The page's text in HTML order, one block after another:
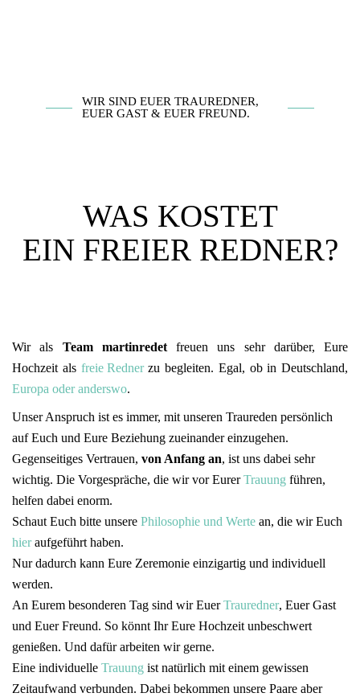
WIR SIND EUER TRAUREDNER,
EUER GAST & EUER FREUND.
WAS KOSTET
EIN FREIER REDNER?
Wir als Team martinredetfreuen uns sehr darüber, Eure
Hochzeit als freie Rednerzu begleiten. Egal, ob in Deutschland,
Europa oder anderswo.
Unser Anspruch ist es immer, mit unseren Traureden persönlich
auf Euch und Eure Beziehung zueinander einzugehen.
Gegenseitiges Vertrauen, von Anfang an, ist uns dabei sehr
wichtig. Die Vorgespräche, die wir vor EurerTrauung führen,
helfen dabei enorm.
Schaut Euch bitte unsere Philosophie und Werte an, die wir Euch
hieraufgeführt haben.
Nur dadurch kann Eure Zeremonie einzigartig und individuell
werden.
An Eurem besonderen Tag sind wir EuerTrauredner, Euer Gast
und Euer Freund. So könnt Ihr Eure Hochzeit unbeschwert
genießen. Und dafür arbeiten wir gerne.
Eine individuelle Trauung ist natürlich mit einem gewissen
Zeitaufwand verbunden. Dabei bekommen unsere Paare aber